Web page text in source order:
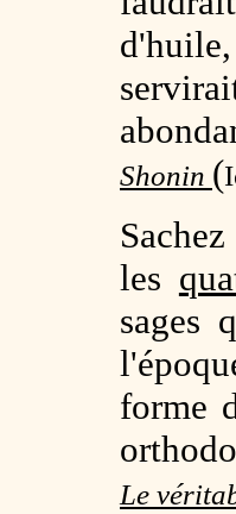
Shonin (
les
sages
forme
Le